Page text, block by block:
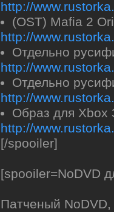
http://
(OST) Mafia 2
http://
Отдельно
http://
Отдельно
http://
Образ для Xbox
http://
[/spooiler]
[spooiler=NoDVD
Патченый